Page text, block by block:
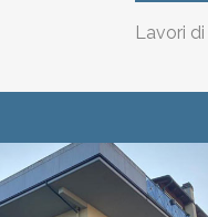
Lavori